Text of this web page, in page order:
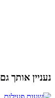
נעניין אותך גם